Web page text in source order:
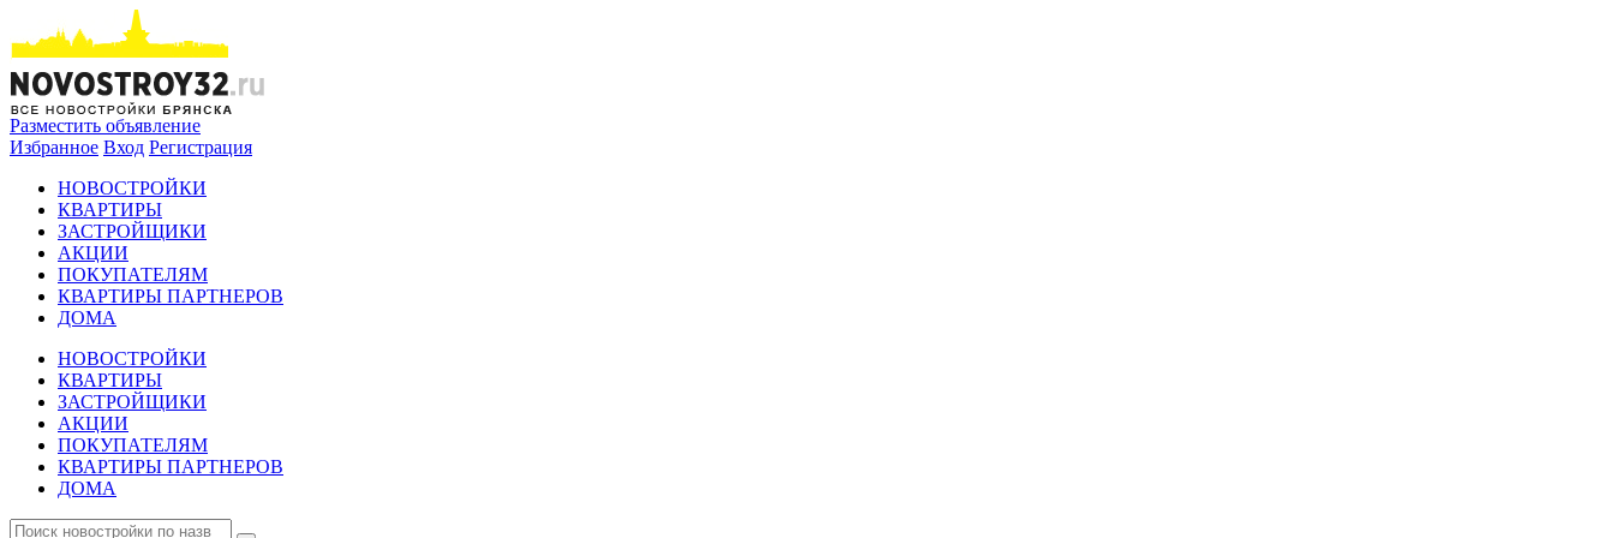
Разместить объявление
Избранное Вход Регистрация
НОВОСТРОЙКИ
КВАРТИРЫ
ЗАСТРОЙЩИКИ
АКЦИИ
ПОКУПАТЕЛЯМ
КВАРТИРЫ ПАРТНЕРОВ
ДОМА
НОВОСТРОЙКИ
КВАРТИРЫ
ЗАСТРОЙЩИКИ
АКЦИИ
ПОКУПАТЕЛЯМ
КВАРТИРЫ ПАРТНЕРОВ
ДОМА